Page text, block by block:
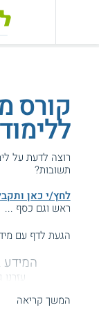
קורס
רוצה לדעת על
תשובות?
לחץ/י כאן
ראש וגם כסף ...
הגעת לדף עם
המידע
המשך קריאה